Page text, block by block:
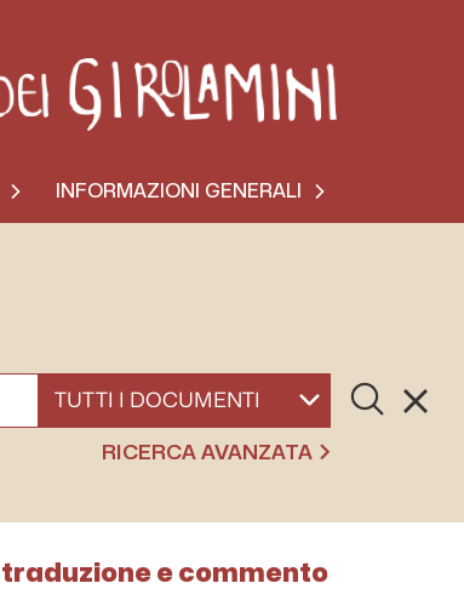
INFORMAZIONI GENERALI
SELEZIONA UN DOCUMENTO
Cerca
RICERCA AVANZATA
e commento